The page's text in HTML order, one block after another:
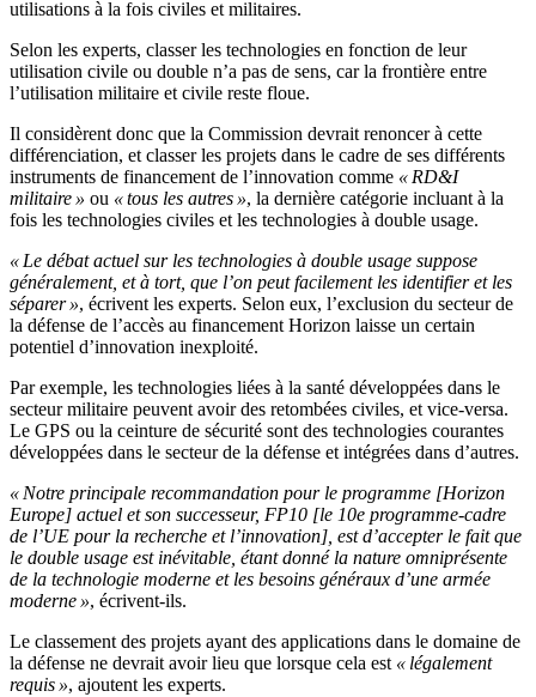
utilisations à la fois civiles et militaires.
Selon les experts, classer les technologies en fonction de leur
utilisation civile ou double n’a pas de sens, car la frontière entre
l’utilisation militaire et civile reste floue.
Il considèrent donc que la Commission devrait renoncer à cette
différenciation, et classer les projets dans le cadre de ses différents
instruments de financement de l’innovation comme « RD&I
militaire » ou « tous les autres », la dernière catégorie incluant à la
fois les technologies civiles et les technologies à double usage.
« Le débat actuel sur les technologies à double usage suppose
généralement, et à tort, que l’on peut facilement les identifier et les
séparer », écrivent les experts. Selon eux, l’exclusion du secteur de
la défense de l’accès au financement Horizon laisse un certain
potentiel d’innovation inexploité.
Par exemple, les technologies liées à la santé développées dans le
secteur militaire peuvent avoir des retombées civiles, et vice-versa.
Le GPS ou la ceinture de sécurité sont des technologies courantes
développées dans le secteur de la défense et intégrées dans d’autres.
« Notre principale recommandation pour le programme [Horizon
Europe] actuel et son successeur, FP10 [le 10e programme-cadre
de l’UE pour la recherche et l’innovation], est d’accepter le fait que
le double usage est inévitable, étant donné la nature omniprésente
de la technologie moderne et les besoins généraux d’une armée
moderne », écrivent-ils.
Le classement des projets ayant des applications dans le domaine de
la défense ne devrait avoir lieu que lorsque cela est « légalement
requis », ajoutent les experts.